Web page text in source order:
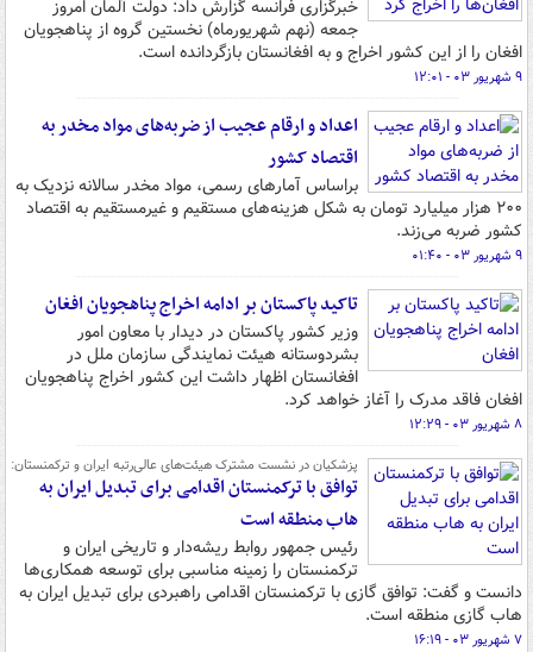
خبرگزاری فرانسه گزارش داد: دولت آلمان امروز
جمعه (نهم شهریورماه) نخستین گروه از پناهجویان
افغان را از این کشور اخراج و به افغانستان بازگردانده است.
۹ شهریور ۰۳ - ۱۲:۰۱
اعداد و ارقام‌ عجیب از ضربه‌های مواد مخدر به
اقتصاد کشور
براساس آمارهای رسمی، مواد مخدر سالانه نزدیک به
۲۰۰ هزار میلیارد تومان به شکل هزینه‌های مستقیم و غیرمستقیم به اقتصاد
کشور ضربه می‌زند.
۹ شهریور ۰۳ - ۰۱:۴۰
تاکید پاکستان بر ادامه اخراج پناهجویان افغان
وزیر کشور پاکستان در دیدار با معاون امور
بشردوستانه هیئت نمایندگی سازمان ملل در
افغانستان اظهار داشت این کشور اخراج پناهجویان
افغان فاقد مدرک را آغاز خواهد کرد.
۸ شهریور ۰۳ - ۱۲:۲۹
پزشکیان در نشست مشترک هیئت‌های عالی‌رتبه ایران و ترکمنستان:
توافق با ترکمنستان اقدامی برای تبدیل ایران به
هاب منطقه است
رئیس جمهور روابط ریشه‌دار و تاریخی ایران و
ترکمنستان را زمینه مناسبی برای توسعه همکاری‌ها
دانست و گفت: توافق گازی با ترکمنستان اقدامی راهبردی برای تبدیل ایران به
هاب گازی منطقه است.
۷ شهریور ۰۳ - ۱۶:۱۹